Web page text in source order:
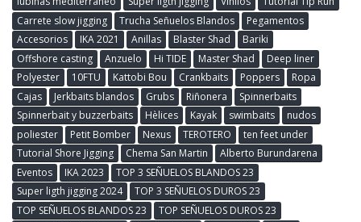
Carrete slow jigging
Trucha Señuelos Blandos
Pegamentos
Accesorios
IKA 2021 Anillas Blaster Shad
Bariki
Offshore casting
Anzuelo Hi TIDE Master Shad
Deep liner
Polyester
10FTU Kattobi Bou Crankbaits Poppers
Ropa
Cajas
Jerkbaits blandos Grubs Riñonera
Spinnerbaits
Spinnerbait y buzzerbaits
Hèlices Kayak swimbaits
nudos
poliester
Petit Bomber Nexus TEROTERO
ten feet under
Tutorial Shore Jigging
Chema San Martin
Alberto Burundarena
Eventos
IKA 2023
TOP 3 SEÑUELOS BLANDOS 23
Super ligth jigging 2024
TOP 3 SEÑUELOS DUROS 23
TOP SEÑUELOS BLANDOS 23
TOP SEÑUELOS DUROS 23